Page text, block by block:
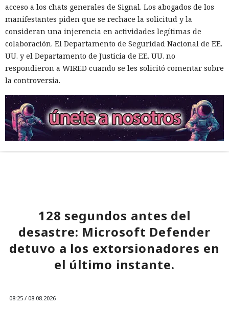
acceso a los chats generales de Signal. Los abogados de los
manifestantes piden que se rechace la solicitud y la
consideran una injerencia en actividades legítimas de
colaboración. El Departamento de Seguridad Nacional de EE.
UU. y el Departamento de Justicia de EE. UU. no
respondieron a WIRED cuando se les solicitó comentar sobre
la controversia.
128 segundos antes del
desastre: Microsoft Defender
detuvo a los extorsionadores en
el último instante.
08:25 / 08.08.2026